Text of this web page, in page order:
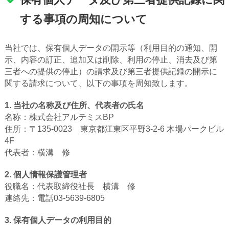
する事項の周知について
当社では、保有個人データの開示等（利用目的の通知、開
示、内容の訂正、追加又は削除、利用の停止、消去及び第
三者への提供の停止）の請求及び第三者提供記録の開示に
関する請求について、以下の事項を周知致します。
1. 当社の名称及び住所、代表者の氏名
名称：株式会社アルテミスBP
住所：〒135-0023 東京都江東区平野3-2-6 木場パークビル
4F
代表者：横溝 修
2. 個人情報保護管理者
役職名：代表取締役社長 横溝 修
連絡先：電話03-5639-6805
3. 保有個人データの利用目的